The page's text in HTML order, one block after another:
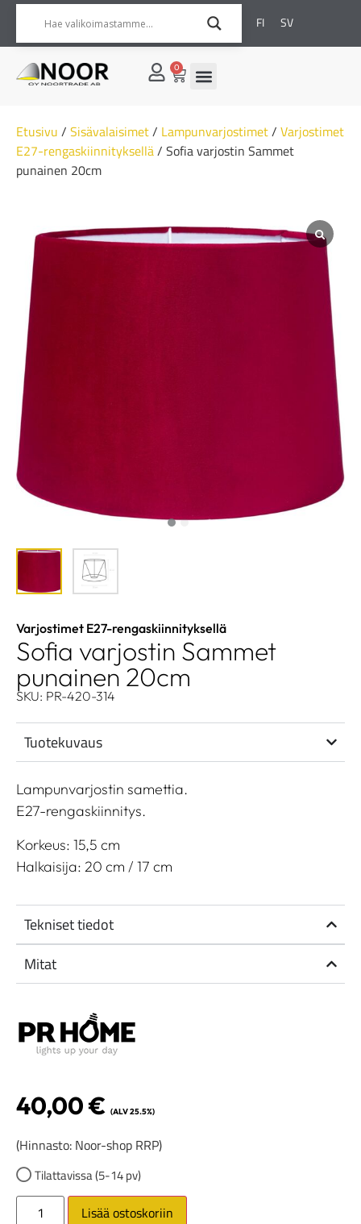
FI SV
0
Etusivu / Sisävalaisimet/ Lampunvarjostimet/ Varjostimet
E27-rengaskiinnityksellä/ Sofia varjostin Sammet
punainen 20cm
Varjostimet E27-rengaskiinnityksellä
Sofia varjostin Sammet
punainen 20cm
SKU: PR-420-314
Tuotekuvaus
Lampunvarjostin samettia.
E27-rengaskiinnitys.
Korkeus: 15,5 cm
Halkaisija: 20 cm / 17 cm
Tekniset tiedot
Mitat
40,00€ (ALV 25.5%)
(Hinnasto: Noor-shop RRP)
Tilattavissa (5-14 pv)
Lisää ostoskoriin